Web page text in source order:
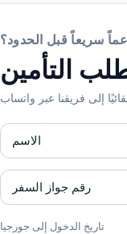
سريعاً قبل الحدود؟
التأمين
تاريخ الدخول إلى جورجيا